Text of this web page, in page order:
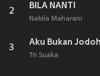
2
BILA NANTI
Nabila Maharani
3
Aku Bukan
Tri Suaka